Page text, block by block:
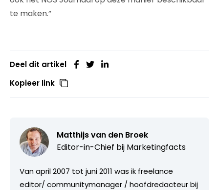
te maken.”
Deel dit artikel
Kopieer link
Matthijs van den Broek
Editor-in-Chief bij Marketingfacts
Van april 2007 tot juni 2011 was ik freelance
editor/ communitymanager / hoofdredacteur bij